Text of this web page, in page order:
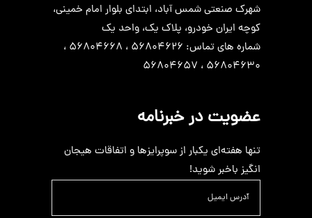
شهرک صنعتی شمس آباد، ابتدای بلوار امام خمینی،
کوچه ایران خودرو، پلاک یک، واحد یک
شماره های تماس: 56804626 ، 56804668 ،
56804630 ، 56804657
عضویت در خبرنامه
تنها هفته‌ای یکبار از سوپرایزها و اتفاقات هیجان
انگیز باخبر شوید!